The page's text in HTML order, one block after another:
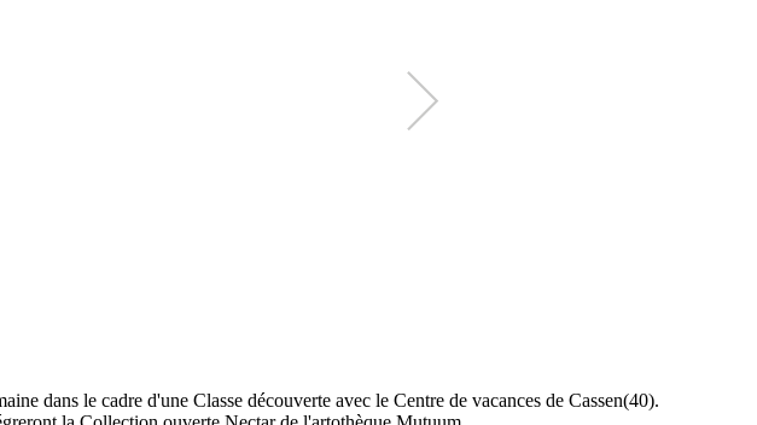
dans le cadre d'une Classe découverte avec le Centre de vacances de Cassen(40).